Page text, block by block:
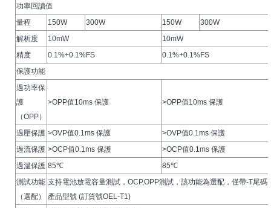
功率回讀值
量程
150W 300W 150W
300W
解析度
10mW
10mW
精度
0.1%+0.1%FS
0.1%+0.1%FS
保護功能
過功率保
護
（OPP）
>OPP值10ms 保護 >OPP值10ms 保護
過壓保護 >OVP值0.1ms 保護
>OVP值0.1ms 保護
過流保護 >OCP值0.1ms 保護
>OCP值0.1ms 保護
過溫保護 85℃
85℃
測試功能
（選配）
支持電池放電容量測試，OCP,OPP測試，該功能為選配，僅帶-T尾碼
產品型號 (訂貨號OEL-T1)